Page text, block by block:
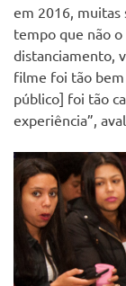
em 2016, muitas
tempo que não
distanciamento,
filme foi tão
público] foi tão
experiência”,